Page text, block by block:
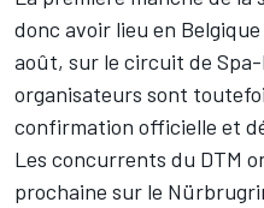
donc avoir lieu en
août, sur le circuit de
organisateurs sont
confirmation officielle et
Les concurrents du DTM
prochaine sur le